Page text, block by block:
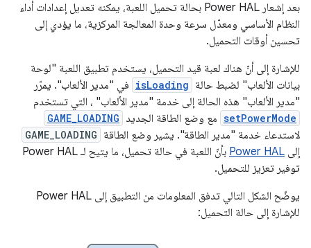
بعد إشعار Power HAL بحالة تحميل اللعبة، يمكنه تعديل إعدادات أداء
النظام الأساسي ومعدّل سرعة وحدة المعالجة المركزية، ما يؤدي إلى
تحسين أوقات التحميل.
للإشارة إلى أنّ هناك لعبة قيد التحميل، يستخدم تطبيق اللعبة "لوحة
بيانات الألعاب" لضبط حالة isLoading في "مدير الألعاب". يمرّر
"مدير الألعاب" هذه الحالة إلى خدمة "مدير الألعاب" ، التي تستخدم
setPowerMode مع وضع الطاقة الجديد GAME_LOADING
لاستدعاء خدمة "مدير الطاقة". يشير وضع الطاقة GAME_LOADING
إلى Power HAL
بأنّ اللعبة في حالة تحميل، ما يتيح لـ Power HAL
توفير تعزيز للتحميل.
يوضّح الشكل التالي تدفق المعلومات من التطبيق إلى Power HAL
للإشارة إلى حالة التحميل: